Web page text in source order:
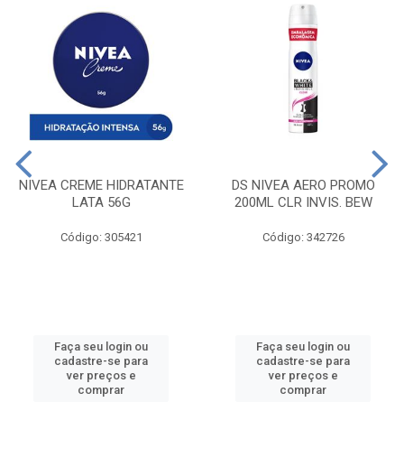
NIVEA CREME HIDRATANTE
LATA 56G
Código: 305421
Faça seu login ou
cadastre-se para
ver preços e
comprar
DS NIVEA AERO PROMO
200ML CLR INVIS. BEW
Código: 342726
Faça seu login ou
cadastre-se para
ver preços e
comprar